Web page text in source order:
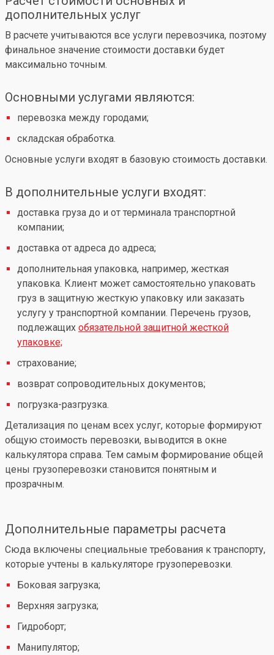
дополнительных услуг
В расчете учитываются все услуги перевозчика, поэтому
финальное значение стоимости доставки будет
максимально точным.
Основными услугами являются:
перевозка между городами;
складская обработка.
Основные услуги входят в базовую стоимость доставки.
В дополнительные услуги входят:
доставка груза до и от терминала транспортной
компании;
доставка от адреса до адреса;
дополнительная упаковка, например, жесткая
упаковка. Клиент может самостоятельно упаковать
груз в защитную жесткую упаковку или заказать
услугу у транспортной компании. Перечень грузов,
подлежащих обязательной защитной жесткой
упаковке;
страхование;
возврат сопроводительных документов;
погрузка-разгрузка.
Детализация по ценам всех услуг, которые формируют
общую стоимость перевозки, выводится в окне
калькулятора справа. Тем самым формирование общей
цены грузоперевозки становится понятным и
прозрачным.
Дополнительные параметры расчета
Сюда включены специальные требования к транспорту,
которые учтены в калькуляторе грузоперевозки.
Боковая загрузка;
Верхняя загрузка;
Гидроборт;
Манипулятор;